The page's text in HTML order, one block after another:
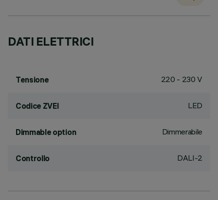
DATI ELETTRICI
Tensione 220 - 230 V
Codice ZVEI LED
Dimmable option Dimmerabile
Controllo DALI-2